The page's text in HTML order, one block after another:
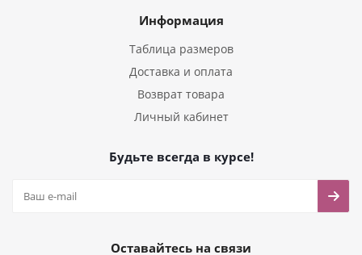
Информация
Таблица размеров
Доставка и оплата
Возврат товара
Личный кабинет
Будьте всегда в курсе!
Оставайтесь на связи